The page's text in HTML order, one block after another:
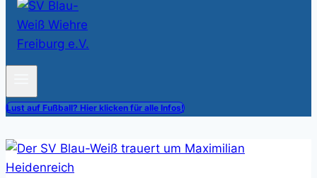
Lust auf Fußball? Hier klicken für alle Infos!